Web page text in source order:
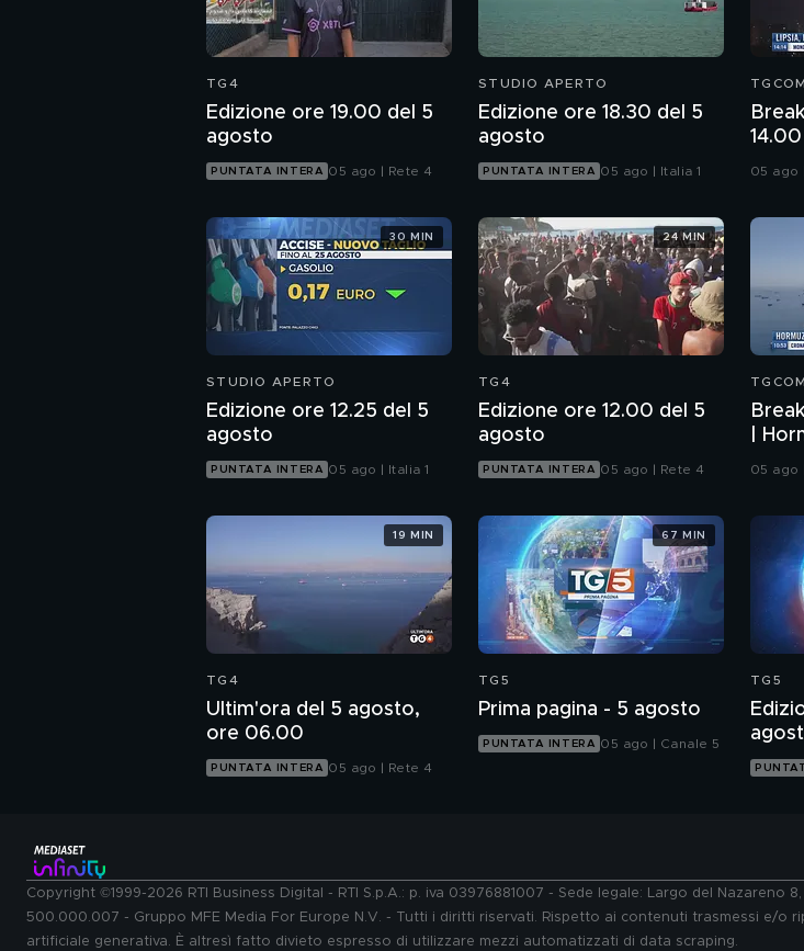
TG4
Edizione ore 19.00 del 5
agosto
PUNTATA INTERA 05 ago | Rete 4
STUDIO APERTO
Edizione ore 18.30 del 5
agosto
PUNTATA INTERA 05 ago | Italia 1 05 ago
STUDIO APERTO
Edizione ore 12.25 del 5
agosto
PUNTATA INTERA 05 ago | Italia 1
30 MIN
TG4
Edizione ore 12.00 del 5
agosto
PUNTATA INTERA 05 ago | Rete 4
24 MIN
|
05 ago
TG4
Ultim'ora del 5 agosto,
ore 06.00
PUNTATA INTERA 05 ago | Rete 4
19 MIN
TG5
Prima pagina - 5 agosto
PUNTATA INTERA 05 ago | Canale 5
67 MIN
TG5
Copyright ©1999-2026 RTI Business Digital - RTI S.p.A.: p. iva 03976881007 - Sede legale: Largo del
500.000.007 - Gruppo MFE Media For Europe N.V. - Tutti i diritti riservati. Rispetto ai contenuti trasmessi e/
artificiale generativa. È altresì fatto divieto espresso di utilizzare mezzi automatizzati di data scraping.